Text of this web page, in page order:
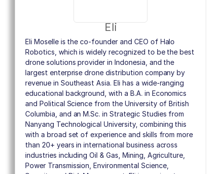
Eli
Eli Moselle is the co-founder and CEO of Halo
Robotics, which is widely recognized to be the best
drone solutions provider in Indonesia, and the
largest enterprise drone distribution company by
revenue in Southeast Asia. Eli has a wide-ranging
educational background, with a B.A. in Economics
and Political Science from the University of British
Columbia, and an M.Sc. in Strategic Studies from
Nanyang Technological University, combining this
with a broad set of experience and skills from more
than 20+ years in international business across
industries including Oil & Gas, Mining, Agriculture,
Power Transmission, Environmental Science,